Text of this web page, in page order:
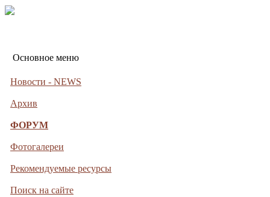
Основное меню
Новости - NEWS
Архив
ФОРУМ
Фотогалереи
Рекомендуемые ресурсы
Поиск на сайте